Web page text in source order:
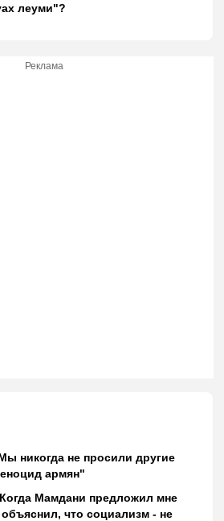
леуми"?
Реклама
никогда не просили другие
армян"
Мамдани предложил мне
что социализм - не